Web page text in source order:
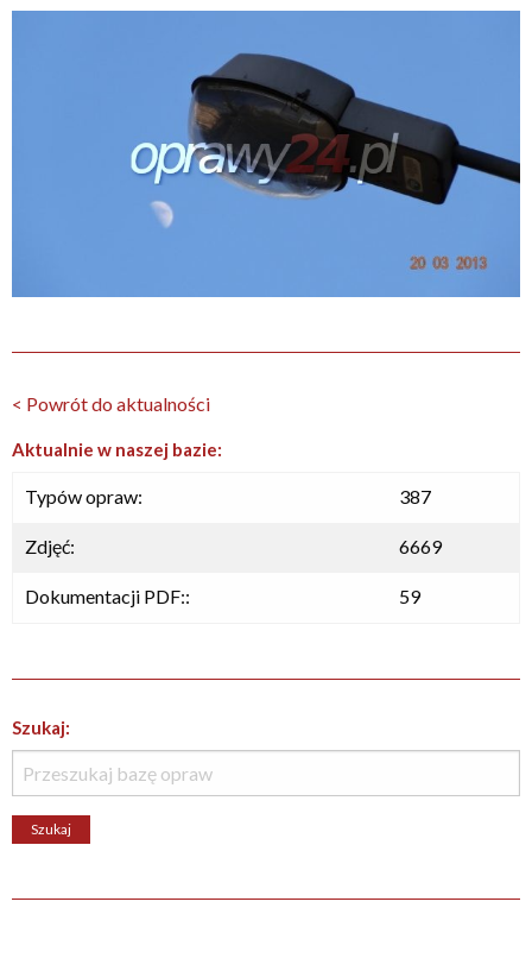
< Powrót do aktualności
Aktualnie w naszej bazie:
Typów opraw: 387
Zdjęć: 6669
Dokumentacji PDF:: 59
Szukaj: